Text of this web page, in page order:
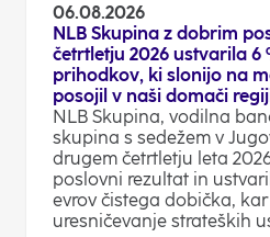
06.08.2026
NLB Skupina z dobrim
četrtletju 2026 ustvarila 6
prihodkov, ki slonijo na
posojil v naši domači
NLB Skupina, vodilna
skupina s sedežem v
drugem četrtletju leta
poslovni rezultat in
evrov čistega dobička,
uresničevanje strateških